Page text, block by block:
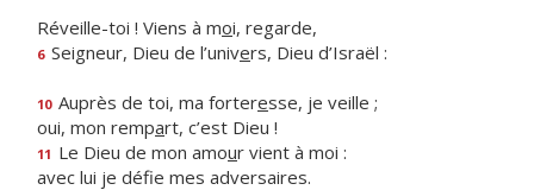
Réveille-toi ! Viens à moi, regarde,
6 Seigneur, Dieu de l’univers, Dieu d’Israël :
10 Auprès de toi, ma forteresse, je veille ;
oui, mon rempart, c’est Dieu !
11 Le Dieu de mon amour vient à moi :
avec lui je défe mes adversaires.